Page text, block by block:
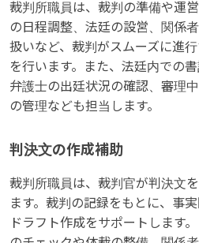
裁判所職員は、裁判の準備や運
の日程調整、法廷の設営、関係
扱いなど、裁判がスムーズに進
を行います。また、法廷内での
弁護士の出廷状況の確認、審理
の管理なども担当します。
判決文の作成補助
裁判所職員は、裁判官が判決文
ます。裁判の記録をもとに、事
ドラフト作成をサポートします